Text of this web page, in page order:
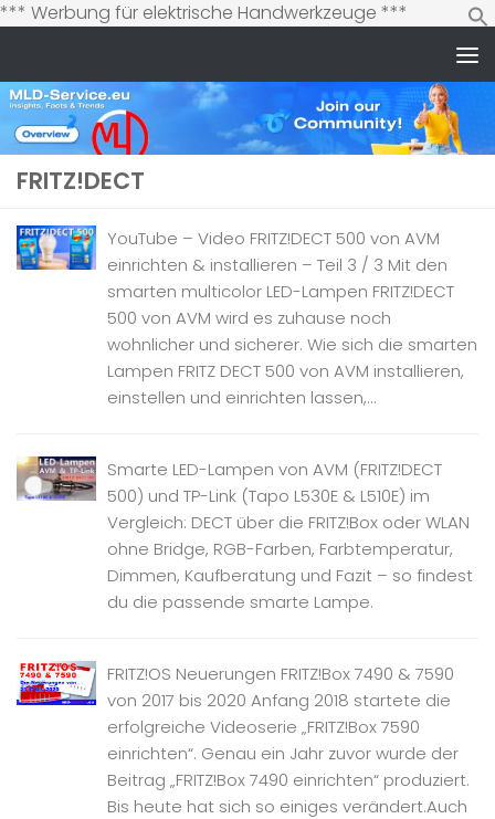
*** Werbung für elektrische Handwerkzeuge ***
Inhalt
FRITZ!DECT
YouTube – Video FRITZ!DECT 500 von AVM
einrichten & installieren – Teil 3 / 3 Mit den
smarten multicolor LED-Lampen FRITZ!DECT
500 von AVM wird es zuhause noch
wohnlicher und sicherer. Wie sich die smarten
Lampen FRITZ DECT 500 von AVM installieren,
einstellen und einrichten lassen,...
Smarte LED-Lampen von AVM (FRITZ!DECT
500) und TP-Link (Tapo L530E & L510E) im
Vergleich: DECT über die FRITZ!Box oder WLAN
ohne Bridge, RGB-Farben, Farbtemperatur,
Dimmen, Kaufberatung und Fazit – so findest
du die passende smarte Lampe.
FRITZ!OS Neuerungen FRITZ!Box 7490 & 7590
von 2017 bis 2020 Anfang 2018 startete die
erfolgreiche Videoserie „FRITZ!Box 7590
einrichten“. Genau ein Jahr zuvor wurde der
Beitrag „FRITZ!Box 7490 einrichten“ produziert.
Bis heute hat sich so einiges verändert.Auch